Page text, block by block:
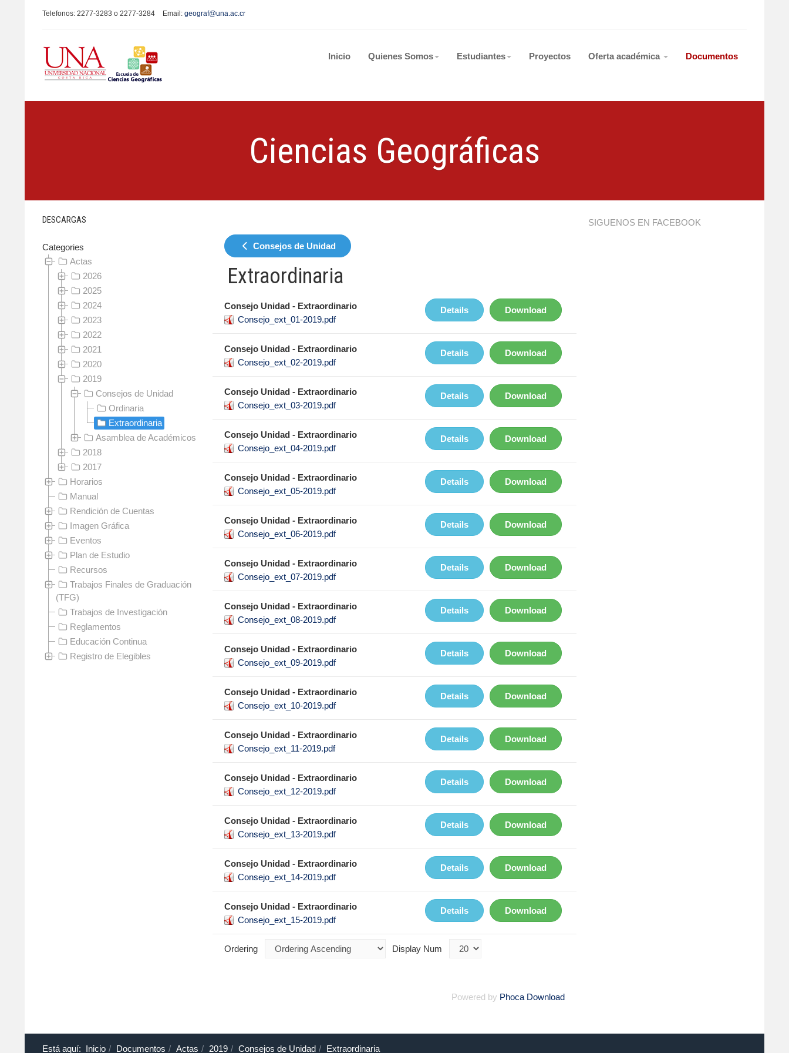
Telefonos: 2277-3283 o 2277-3284 Email: geograf@una.ac.cr
Inicio Quienes Somos Estudiantes Proyectos Oferta académica Documentos
Ciencias Geográficas
Consejos de Unidad
Extraordinaria
Consejo Unidad - Extraordinario
Consejo_ext_01-2019.pdf
Download
Details
Consejo Unidad - Extraordinario
Consejo_ext_02-2019.pdf
Download
Details
Consejo Unidad - Extraordinario
Consejo_ext_03-2019.pdf
Download
Details
Consejo Unidad - Extraordinario
Consejo_ext_04-2019.pdf
Download
Details
Consejo Unidad - Extraordinario
Consejo_ext_05-2019.pdf
Download
Details
Consejo Unidad - Extraordinario
Consejo_ext_06-2019.pdf
Download
Details
Consejo Unidad - Extraordinario
Consejo_ext_07-2019.pdf
Download
Details
Consejo Unidad - Extraordinario
Consejo_ext_08-2019.pdf
Download
Details
Consejo Unidad - Extraordinario
Consejo_ext_09-2019.pdf
Download
Details
Consejo Unidad - Extraordinario
Consejo_ext_10-2019.pdf
Download
Details
Consejo Unidad - Extraordinario
Consejo_ext_11-2019.pdf
Download
Details
Consejo Unidad - Extraordinario
Consejo_ext_12-2019.pdf
Download
Details
Consejo Unidad - Extraordinario
Consejo_ext_13-2019.pdf
Download
Details
Consejo Unidad - Extraordinario
Consejo_ext_14-2019.pdf
Download
Details
Consejo Unidad - Extraordinario
Consejo_ext_15-2019.pdf
Download
Details
Ordering Display Num
Powered by Phoca Download
DESCARGAS
Categories
Actas
2026
2025
2024
2023
2022
2021
2020
2019
Consejos de Unidad
Ordinaria
Extraordinaria
Asamblea de Académicos
2018
2017
Horarios
Manual
Rendición de Cuentas
Imagen Gráfica
Eventos
Plan de Estudio
Recursos
Trabajos Finales de Graduación
(TFG)
Trabajos de Investigación
Reglamentos
Educación Continua
Registro de Elegibles
SIGUENOS EN FACEBOOK
Está aquí: Inicio Documentos Actas 2019 Consejos de Unidad Extraordinaria